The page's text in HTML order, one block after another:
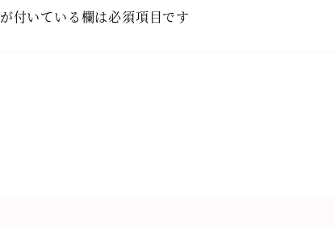
が付いている欄は必須項目です